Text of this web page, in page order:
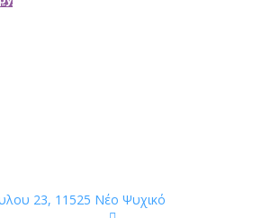
23, 11525 Νέο Ψυχικό